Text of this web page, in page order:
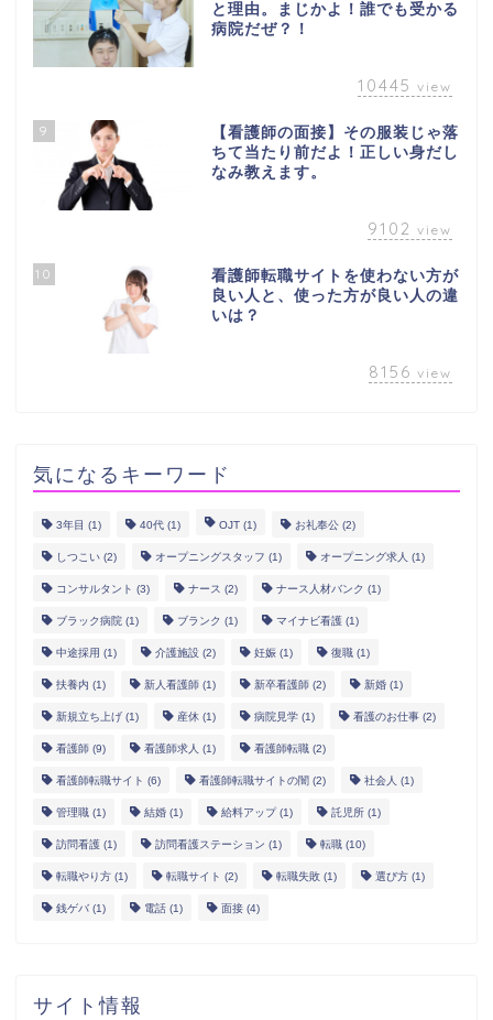
と理由。まじかよ！誰でも受かる
病院だぜ？！
10445 view
9
【看護師の面接】その服装じゃ落
ちて当たり前だよ！正しい身だし
なみ教えます。
9102 view
10
看護師転職サイトを使わない方が
良い人と、使った方が良い人の違
いは？
8156 view
気になるキーワード
3年目 (1) 40代 (1) OJT (1) お礼奉公 (2)
しつこい (2) オープニングスタッフ (1) オープニング求人 (1)
コンサルタント (3) ナース (2) ナース人材バンク (1)
ブラック病院 (1) ブランク (1) マイナビ看護 (1)
中途採用 (1) 介護施設 (2) 妊娠 (1) 復職 (1)
扶養内 (1) 新人看護師 (1) 新卒看護師 (2) 新婚 (1)
新規立ち上げ (1) 産休 (1) 病院見学 (1) 看護のお仕事 (2)
看護師 (9) 看護師求人 (1) 看護師転職 (2)
看護師転職サイト (6) 看護師転職サイトの闇 (2) 社会人 (1)
管理職 (1) 結婚 (1) 給料アップ(1) 託児所 (1)
訪問看護 (1) 訪問看護ステーション (1) 転職 (10)
転職やり方 (1) 転職サイト (2) 転職失敗 (1) 選び方 (1)
銭ゲバ (1) 電話 (1) 面接 (4)
サイト情報